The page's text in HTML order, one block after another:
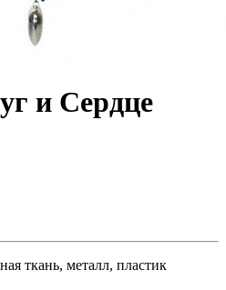
и Сердце
ткань, металл, пластик